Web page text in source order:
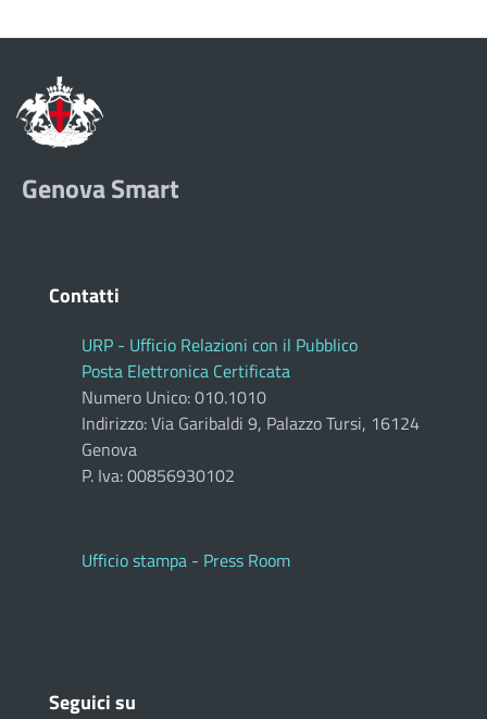
Genova Smart
Contatti
URP - Ufficio Relazioni con il Pubblico
Posta Elettronica Certificata
Numero Unico: 010.1010
Indirizzo: Via Garibaldi 9, Palazzo Tursi, 16124
Genova
P. Iva: 00856930102
Ufficio stampa - Press Room
Seguici su